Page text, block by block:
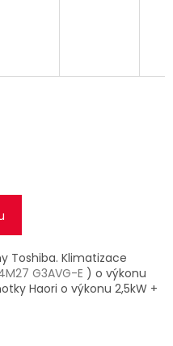
Toshiba. Klimatizace
G3AVG-E ) o výkonu
Haori o výkonu 2,5kW +